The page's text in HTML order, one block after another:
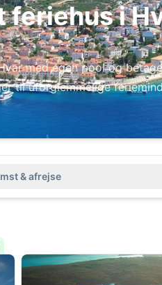
i
med egen pool og
til uforglemmelige
& afrejse